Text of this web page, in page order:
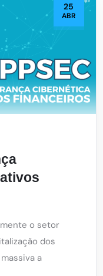
25
ABR
o setor
dos
a